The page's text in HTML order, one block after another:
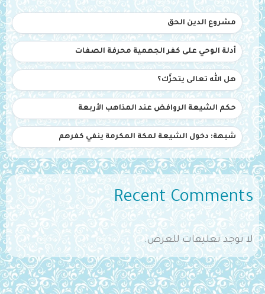
مشروع الدين الحق
أدلة الوحي على كفر الجهمية محرفة الصفات
هل الله تعالى يتحرَّك؟
حكم الشيعة الروافض عند المذاهب الأربعة
شبهة: دخول الشيعة لمكة المكرمة ينفي كفرهم
Recent Comments
لا توجد تعليقات للعرض.